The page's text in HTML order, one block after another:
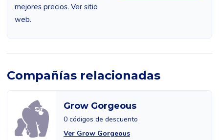
mejores precios. Ver sitio
web.
Compañías relacionadas
Grow Gorgeous
0 códigos de descuento
Ver Grow Gorgeous